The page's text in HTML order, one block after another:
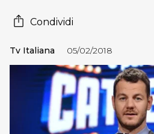
Condividi
Tv Italiana 05/02/2018